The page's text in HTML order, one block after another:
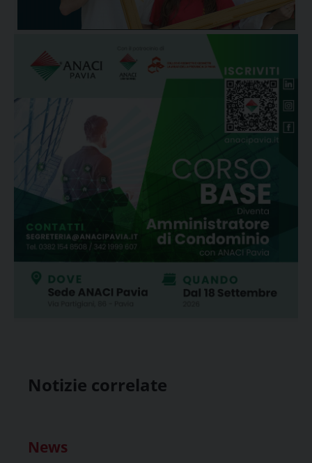
Notizie correlate
News